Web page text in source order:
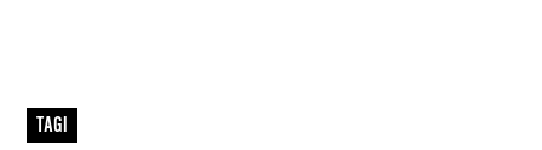
TAGI